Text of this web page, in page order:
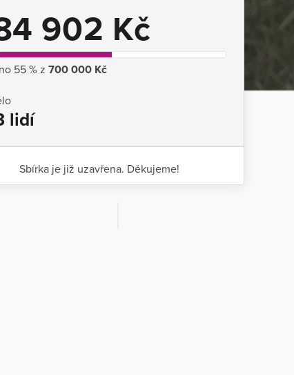
902 Kč
55 % z 700 000 Kč
lidí
Sbírka je již uzavřena. Děkujeme!